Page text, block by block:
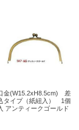
金(W15.2xH8.5cm) 差
タイプ（紙紐入） 1個
アンティークゴールド